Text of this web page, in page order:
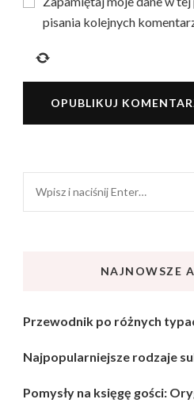
pisania kolejnych
czegoś?
NAJNOWSZE
Przewodnik po różnych
Najpopularniejsze rodzaje
Pomysły na księgę gości: